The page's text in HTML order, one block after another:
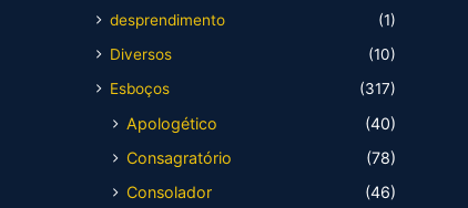
desprendimento
(1)
Diversos
(10)
Esboços
(317)
Apologético
(40)
Consagratório
(78)
Consolador
(46)